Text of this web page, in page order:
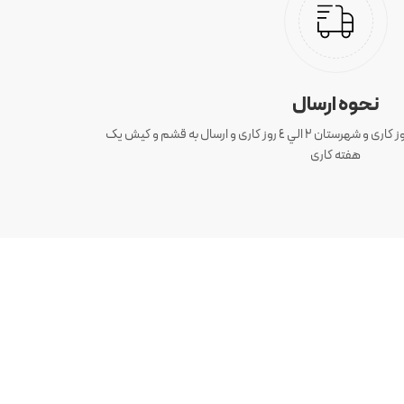
نحوه ارسال
ارسال سفارش های تهران 1 الی 3 روز کاری و شهرستان ٢ الي ٤ روز کاری و ارسال به قشم و کیش یک
هفته کاری